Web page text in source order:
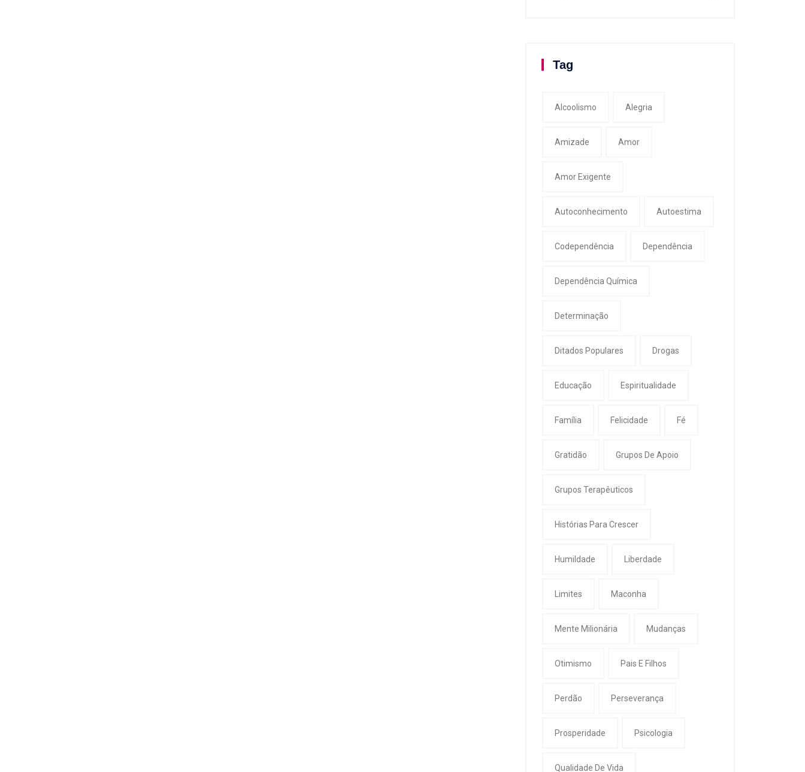
Tag
Alcoolismo Alegria
Amizade Amor
Amor Exigente
Autoconhecimento Autoestima
Codependência Dependência
Dependência Química
Determinação
Ditados Populares Drogas
Educação Espiritualidade
Família Felicidade Fé
Gratidão Grupos De Apoio
Grupos Terapêuticos
Histórias Para Crescer
Humildade Liberdade
Limites Maconha
Mente Milionária Mudanças
Otimismo Pais E Filhos
Perdão Perseverança
Prosperidade Psicologia
Qualidade De Vida